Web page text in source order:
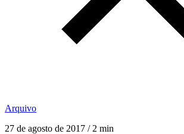
Arquivo
27 de agosto de 2017 / 2 min